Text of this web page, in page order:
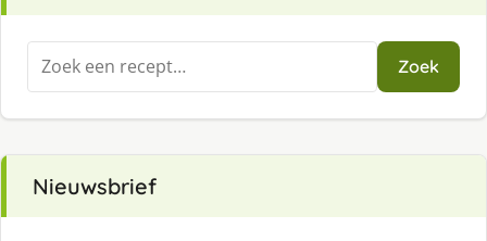
Zoeken
naar:
Zoek
Nieuwsbrief